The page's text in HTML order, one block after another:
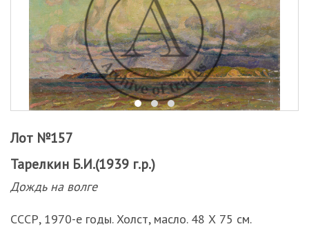
Лот №157
Тарелкин Б.И.(1939 г.р.)
Дождь на волге
СССР, 1970-е годы. Холст, масло. 48 Х 75 см.